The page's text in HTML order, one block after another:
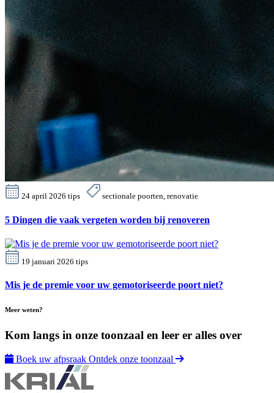
24 april 2026 tips sectionale poorten, renovatie
5 Dingen die vaak vergeten worden bij renoveren
19 januari 2026 tips
Mis je de premie voor uw gemotoriseerde poort niet?
Meer weten?
Kom langs in onze toonzaal en leer er alles over
Boek uw afpsraak Ontdek onze toonzaal